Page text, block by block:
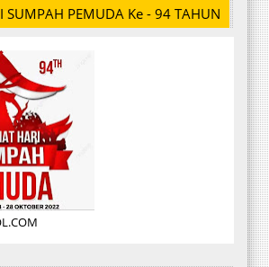
SUMPAH PEMUDA Ke - 94 TAHUN